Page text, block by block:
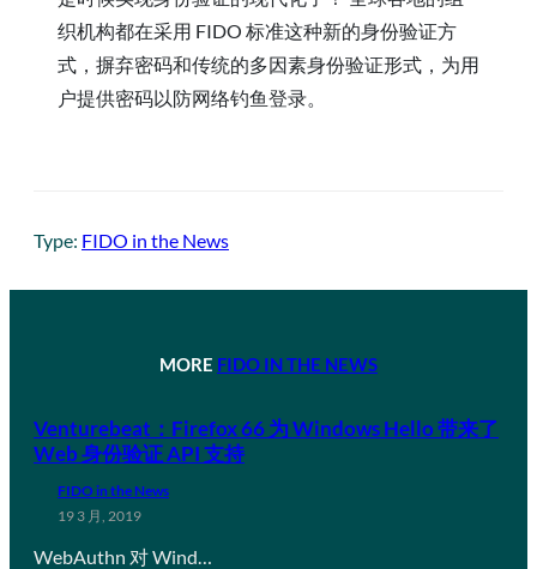
织机构都在采用 FIDO 标准这种新的身份验证方
式，摒弃密码和传统的多因素身份验证形式，为用
户提供密码以防网络钓鱼登录。
Type: FIDO in the News
MORE FIDO IN THE NEWS
Venturebeat：Firefox 66 为 Windows Hello 带来了
Web 身份验证 API 支持
FIDO in the News
19 3 月, 2019
WebAuthn 对 Wind…